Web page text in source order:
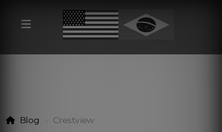
Blog Crestview